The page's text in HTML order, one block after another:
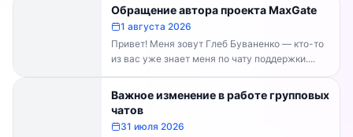
Обращение автора проекта MaxGate
1 августа 2026
Привет! Меня зовут Глеб Буваненко — кто-то
из вас уже знает меня по чату поддержки....
Важное изменение в работе групповых
чатов
31 июля 2026